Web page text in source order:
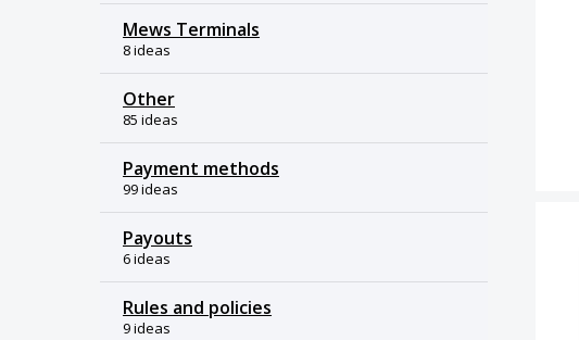
Mews Terminals
8 ideas
Other
85 ideas
Payment methods
99 ideas
Payouts
6 ideas
Rules and policies
9 ideas